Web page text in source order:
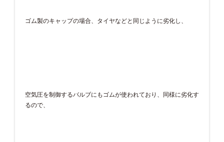
ゴム製のキャップの場合、タイヤなどと同じように劣化し、
空気圧を制御するバルブにもゴムが使われており、同様に劣化す
るので、